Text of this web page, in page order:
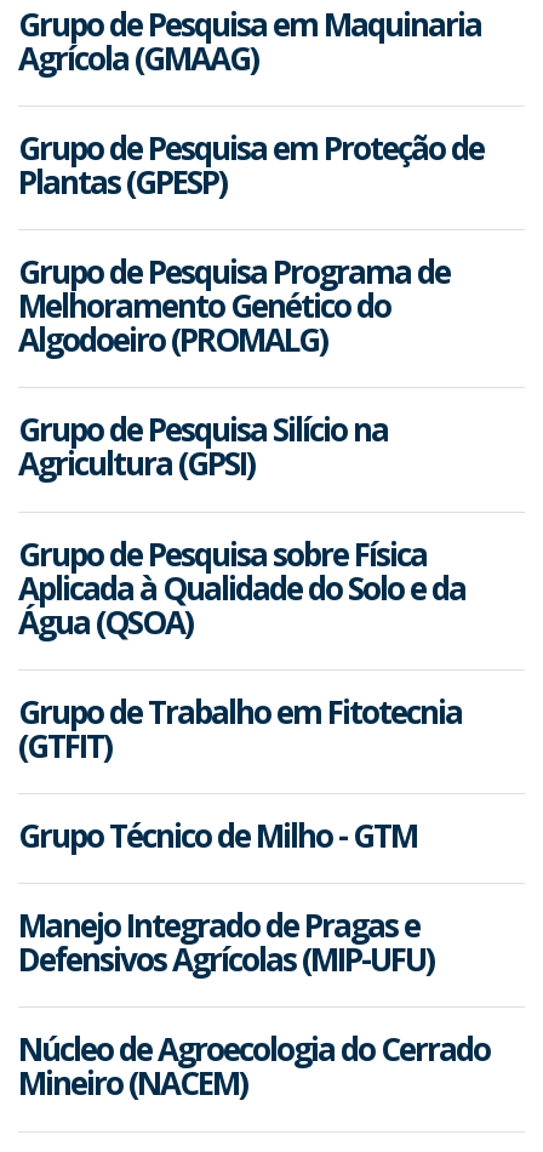
Grupo de Pesquisa em Maquinaria
Agrícola (GMAAG)
Grupo de Pesquisa em Proteção de
Plantas (GPESP)
Grupo de Pesquisa Programa de
Melhoramento Genético do
Algodoeiro (PROMALG)
Grupo de Pesquisa Silício na
Agricultura (GPSI)
Grupo de Pesquisa sobre Física
Aplicada à Qualidade do Solo e da
Água (QSOA)
Grupo de Trabalho em Fitotecnia
(GTFIT)
Grupo Técnico de Milho - GTM
Manejo Integrado de Pragas e
Defensivos Agrícolas (MIP-UFU)
Núcleo de Agroecologia do Cerrado
Mineiro (NACEM)